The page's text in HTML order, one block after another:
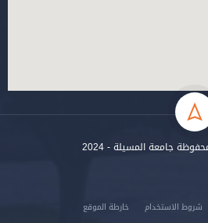
جامعة المسيلة - 2024
شروط الاستخدام خارطة الموقع